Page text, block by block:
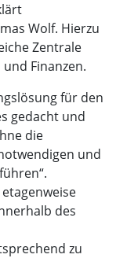
Wolf. Hierzu
Zentrale
Finanzen.
für den
gedacht und
die
und
des
zu